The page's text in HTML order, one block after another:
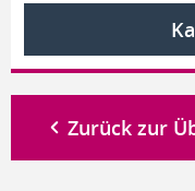
Zurück zur